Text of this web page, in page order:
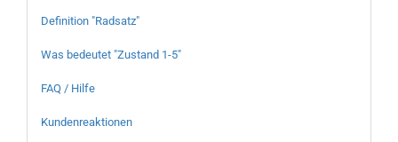
Definition "Radsatz"
Was bedeutet "Zustand 1-5"
FAQ / Hilfe
Kundenreaktionen